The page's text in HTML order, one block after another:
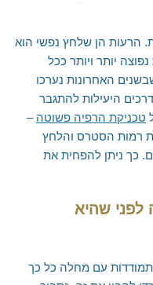
הרעות הן שלחץ נפשי הוא
יותר ויותר ככל
האחרונות נערכו
היעילות להתגבר
טכניקת הרפיה פשוטה –
רמות הסטרס והלחץ
כך ניתן להפחית את
לפני שהיא
עם מחלה כל כך